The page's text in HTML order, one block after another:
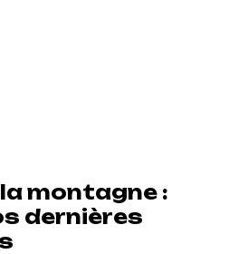
montagne :
dernières